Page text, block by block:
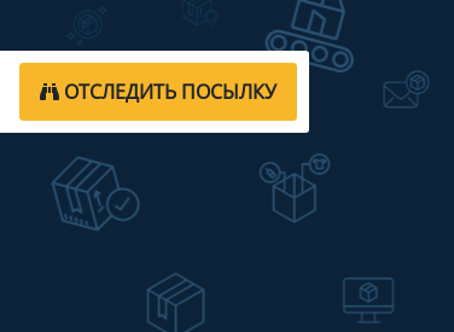
ОТСЛЕДИТЬ ПОСЫЛКУ